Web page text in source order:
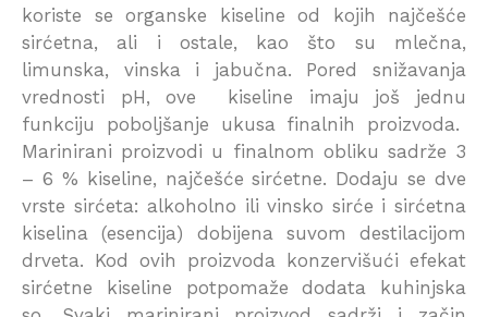
koriste se organske kiseline od kojih najčešće
sirćetna, ali i ostale, kao što su mlečna,
limunska, vinska i jabučna. Pored snižavanja
vrednosti pH, ove kiseline imaju još jednu
funkciju poboljšanje ukusa finalnih proizvoda.
Marinirani proizvodi u finalnom obliku sadrže 3
– 6 % kiseline, najčešće sirćetne. Dodaju se dve
vrste sirćeta: alkoholno ili vinsko sirće i sirćetna
kiselina (esencija) dobijena suvom destilacijom
drveta. Kod ovih proizvoda konzervišući efekat
sirćetne kiseline potpomaže dodata kuhinjska